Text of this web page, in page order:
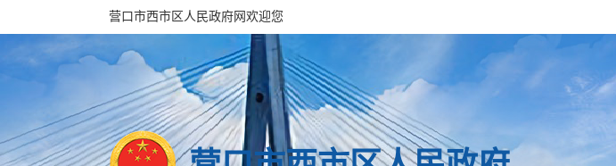
营口市西市区人民政府网欢迎您